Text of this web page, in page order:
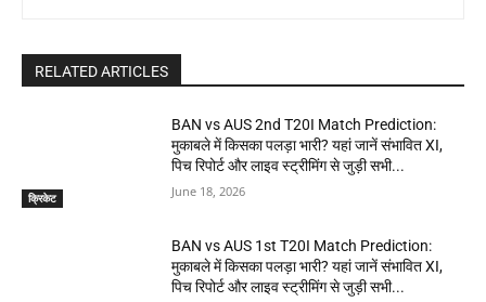
RELATED ARTICLES
क्रिकेट
BAN vs AUS 2nd T20I Match Prediction:
मुकाबले में किसका पलड़ा भारी? यहां जानें संभावित XI,
पिच रिपोर्ट और लाइव स्ट्रीमिंग से जुड़ी सभी...
June 18, 2026
BAN vs AUS 1st T20I Match Prediction:
मुकाबले में किसका पलड़ा भारी? यहां जानें संभावित XI,
पिच रिपोर्ट और लाइव स्ट्रीमिंग से जुड़ी सभी...